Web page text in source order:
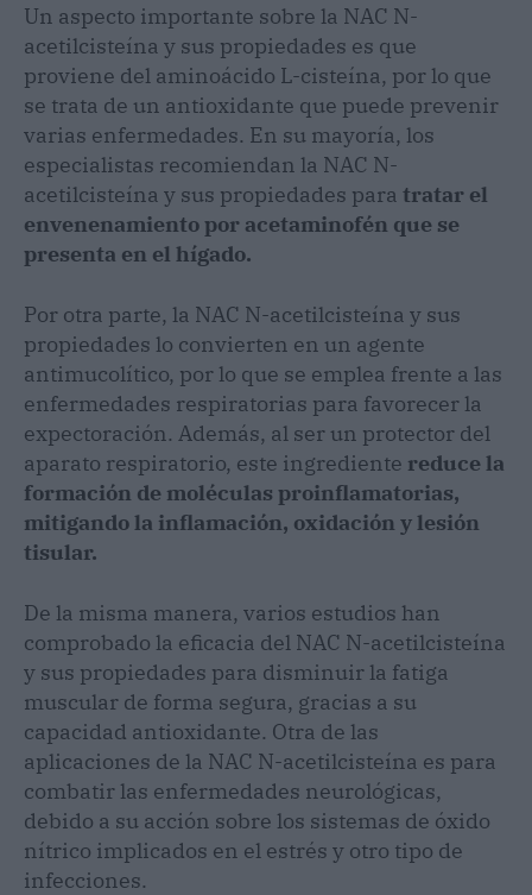
Un aspecto importante sobre la NAC N-
acetilcisteína y sus propiedades es que
proviene del aminoácido L-cisteína, por lo que
se trata de un antioxidante que puede prevenir
varias enfermedades. En su mayoría, los
especialistas recomiendan la NAC N-
acetilcisteína y sus propiedades para tratar el
envenenamiento por acetaminofén que se
presenta en el hígado.
Por otra parte, la NAC N-acetilcisteína y sus
propiedades lo convierten en un agente
antimucolítico, por lo que se emplea frente a las
enfermedades respiratorias para favorecer la
expectoración. Además, al ser un protector del
aparato respiratorio, este ingrediente reduce la
formación de moléculas proinflamatorias,
mitigando la inflamación, oxidación y lesión
tisular.
De la misma manera, varios estudios han
comprobado la eficacia del NAC N-acetilcisteína
y sus propiedades para disminuir la fatiga
muscular de forma segura, gracias a su
capacidad antioxidante. Otra de las
aplicaciones de la NAC N-acetilcisteína es para
combatir las enfermedades neurológicas,
debido a su acción sobre los sistemas de óxido
nítrico implicados en el estrés y otro tipo de
infecciones.